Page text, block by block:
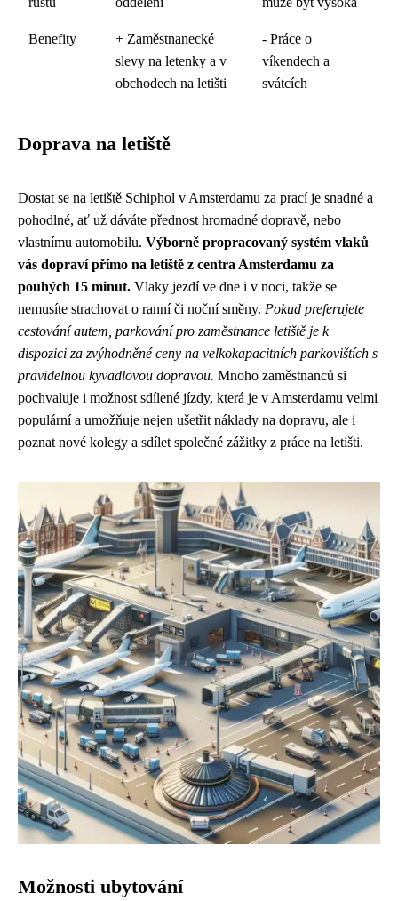
Benefity
+ Zaměstnanecké
slevy na letenky a v
obchodech na letišti
- Práce o
víkendech a
svátcích
Doprava na letiště
Dostat se na letiště Schiphol v Amsterdamu za prací je snadné a
pohodlné, ať už dáváte přednost hromadné dopravě, nebo
vlastnímu automobilu. Výborně propracovaný systém vlaků
vás dopraví přímo na letiště z centra Amsterdamu za
pouhých 15 minut. Vlaky jezdí ve dne i v noci, takže se
nemusíte strachovat o ranní či noční směny. Pokud preferujete
cestování autem, parkování pro zaměstnance letiště je k
dispozici za zvýhodněné ceny na velkokapacitních parkovištích s
pravidelnou kyvadlovou dopravou. Mnoho zaměstnanců si
pochvaluje i možnost sdílené jízdy, která je v Amsterdamu velmi
populární a umožňuje nejen ušetřit náklady na dopravu, ale i
poznat nové kolegy a sdílet společné zážitky z práce na letišti.
Možnosti ubytování